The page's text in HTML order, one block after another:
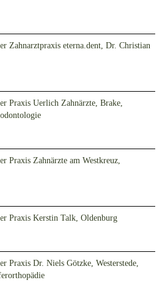
Zahnarztpraxis eterna.dent, Dr. Christian
Praxis Uerlich Zahnärzte, Brake,
Praxis Zahnärzte am Westkreuz,
Praxis Kerstin Talk, Oldenburg
Praxis Dr. Niels Götzke, Westerstede,